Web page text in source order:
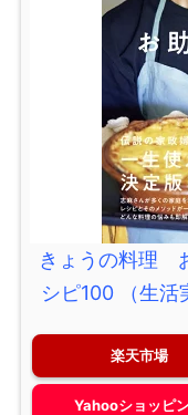
きょうの料理
シピ100 （生
楽天市場
Yahooショッピ